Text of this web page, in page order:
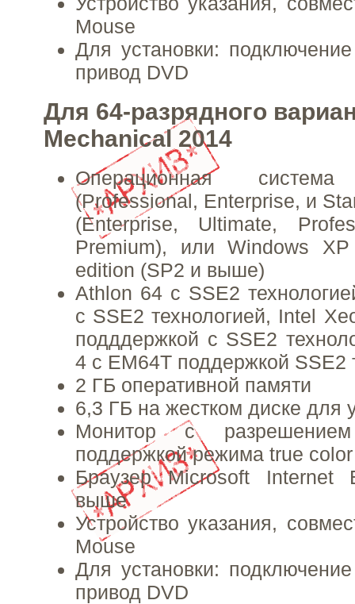
Mouse
Для установки:
привод DVD
Для 64-разрядного
Mechanical 2014
Операционная
(Professional, Enterprise, и
(Enterprise, Ultimate,
Premium), или Windows
edition (SP2 и выше)
Athlon 64 с SSE2
с SSE2 технологией, Intel
подддержкой с SSE2
4 с EM64T поддержкой SSE2
2 ГБ оперативной памяти
6,3 ГБ на жестком диске для
Монитор с
поддержкой режима true color
Браузер Microsoft Internet
выше
Устройство указания,
Mouse
Для установки:
привод DVD